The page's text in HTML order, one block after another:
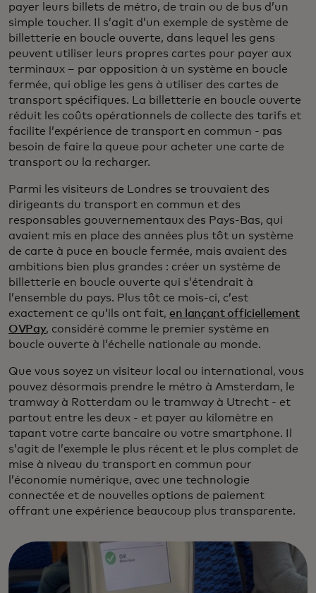
payer leurs billets de métro, de train ou de bus d’un
simple toucher. Il s’agit d’un exemple de système de
billetterie en boucle ouverte, dans lequel les gens
peuvent utiliser leurs propres cartes pour payer aux
terminaux – par opposition à un système en boucle
fermée, qui oblige les gens à utiliser des cartes de
transport spécifiques. La billetterie en boucle ouverte
réduit les coûts opérationnels de collecte des tarifs et
facilite l’expérience de transport en commun - pas
besoin de faire la queue pour acheter une carte de
transport ou la recharger.
Parmi les visiteurs de Londres se trouvaient des
dirigeants du transport en commun et des
responsables gouvernementaux des Pays-Bas, qui
avaient mis en place des années plus tôt un système
de carte à puce en boucle fermée, mais avaient des
ambitions bien plus grandes : créer un système de
billetterie en boucle ouverte qui s’étendrait à
l’ensemble du pays. Plus tôt ce mois-ci, c’est
exactement ce qu’ils ont fait, en lançant officiellement
OVPay, considéré comme le premier système en
boucle ouverte à l’échelle nationale au monde.
Que vous soyez un visiteur local ou international, vous
pouvez désormais prendre le métro à Amsterdam, le
tramway à Rotterdam ou le tramway à Utrecht - et
partout entre les deux - et payer au kilomètre en
tapant votre carte bancaire ou votre smartphone. Il
s’agit de l’exemple le plus récent et le plus complet de
mise à niveau du transport en commun pour
l’économie numérique, avec une technologie
connectée et de nouvelles options de paiement
offrant une expérience beaucoup plus transparente.